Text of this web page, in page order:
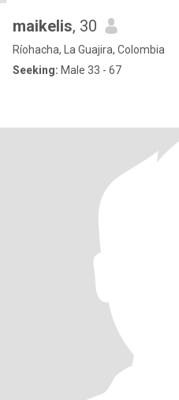
maikelis, 30
Ríohacha, La Guajira, Colombia
Seeking: Male 33 - 67